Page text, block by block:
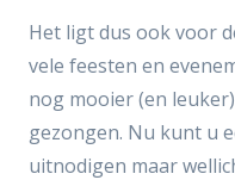
Het ligt dus ook voor
vele feesten en
nog mooier (en
gezongen. Nu kunt u
uitnodigen maar